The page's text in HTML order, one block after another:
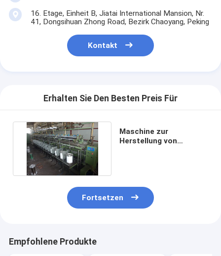
16. Etage, Einheit B, Jiatai International Mansion, Nr.
41, Dongsihuan Zhong Road, Bezirk Chaoyang, Peking
Kontakt
Erhalten Sie Den Besten Preis Für
Maschine zur
Herstellung von
Fortsetzen
Empfohlene Produkte